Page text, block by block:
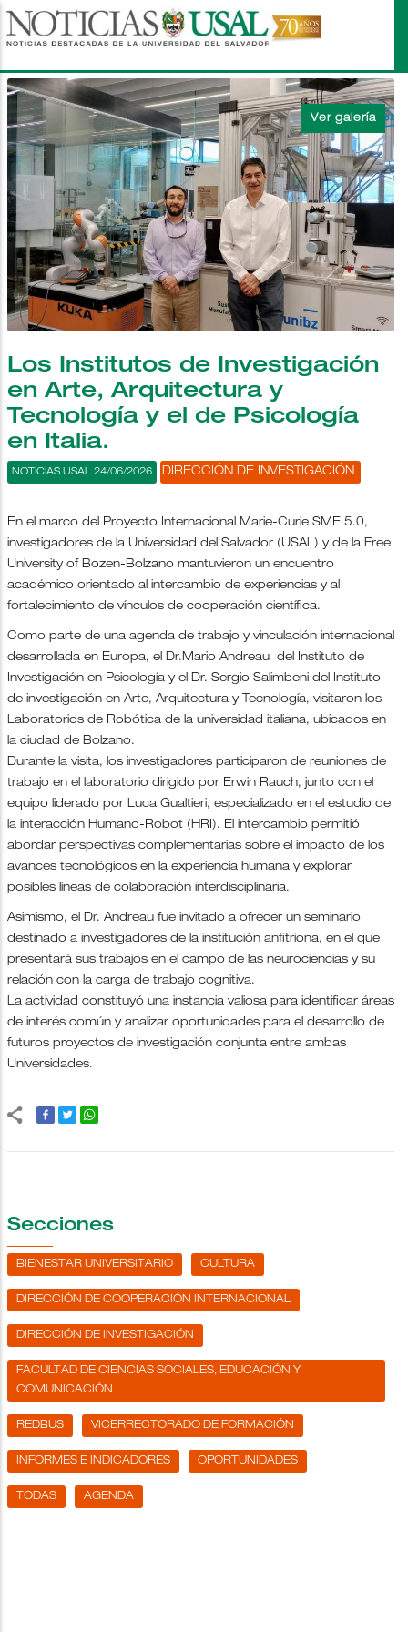
Pasar
al
principal
Los Institutos de Investigación
en Arte, Arquitectura y
Tecnología y el de Psicología
en Italia.
DIRECCIÓN DE INVESTIGACIÓN
NOTICIAS USAL 24/06/2026
En el marco del Proyecto Internacional Marie-Curie SME 5.0,
investigadores de la Universidad del Salvador (USAL) y de la Free
University of Bozen-Bolzano mantuvieron un encuentro
académico orientado al intercambio de experiencias y al
fortalecimiento de vínculos de cooperación científica.
Como parte de una agenda de trabajo y vinculación internacional
desarrollada en Europa, el Dr.Mario Andreau del Instituto de
Investigación en Psicología y el Dr. Sergio Salimbeni del Instituto
de investigación en Arte, Arquitectura y Tecnología, visitaron los
Laboratorios de Robótica de la universidad italiana, ubicados en
la ciudad de Bolzano.
Durante la visita, los investigadores participaron de reuniones de
trabajo en el laboratorio dirigido por Erwin Rauch, junto con el
equipo liderado por Luca Gualtieri, especializado en el estudio de
la interacción Humano-Robot (HRI). El intercambio permitió
abordar perspectivas complementarias sobre el impacto de los
avances tecnológicos en la experiencia humana y explorar
posibles líneas de colaboración interdisciplinaria.
Asimismo, el Dr. Andreau fue invitado a ofrecer un seminario
destinado a investigadores de la institución anfitriona, en el que
presentará sus trabajos en el campo de las neurociencias y su
relación con la carga de trabajo cognitiva.
La actividad constituyó una instancia valiosa para identificar áreas
de interés común y analizar oportunidades para el desarrollo de
futuros proyectos de investigación conjunta entre ambas
Universidades.
Secciones
BIENESTAR UNIVERSITARIO CULTURA
DIRECCIÓN DE COOPERACIÓN INTERNACIONAL
DIRECCIÓN DE INVESTIGACIÓN
FACULTAD DE CIENCIAS SOCIALES, EDUCACIÓN Y
COMUNICACIÓN
REDBUS VICERRECTORADO DE FORMACIÓN
INFORMES E INDICADORES OPORTUNIDADES
TODAS AGENDA